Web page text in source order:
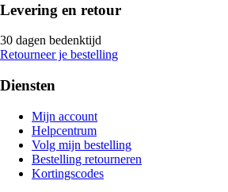
Levering en retour
30 dagen bedenktijd
Retourneer je bestelling
Diensten
Mijn account
Helpcentrum
Volg mijn bestelling
Bestelling retourneren
Kortingscodes